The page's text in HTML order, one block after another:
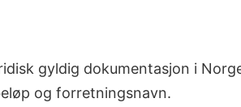
gyldig dokumentasjon i
og forretningsnavn.